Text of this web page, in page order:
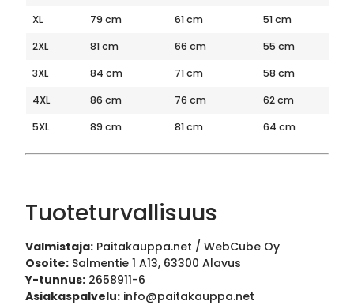
XL
79 cm 61 cm
51 cm
2XL
81 cm 66 cm
55 cm
3XL
84 cm 71 cm
58 cm
4XL
86 cm 76 cm
62 cm
5XL
89 cm 81 cm 64 cm
Tuoteturvallisuus
Valmistaja: Paitakauppa.net / WebCube Oy
Osoite: Salmentie 1 A13, 63300 Alavus
Y-tunnus: 2658911-6
Asiakaspalvelu: info@paitakauppa.net